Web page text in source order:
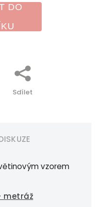
DO
Sdílet
vzorem
metráž